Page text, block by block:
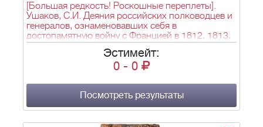
[Большая редкость! Роскошные переплеты].
Ушаков, С.И. Деяния российских полководцев и
генералов, ознаменовавших себя в
достопамятную войну с Францией в 1812, 1813,
1814 и 1815 годах, с кратким начертанием всей
их службы, с самого начала вступления в оную :
Ч. 1-4. - СПб.: в типографии Карла Крайя, 1822.
портр.), 5 л. портр.; Ч. 2: [2], 334 с., 7 л. портр.; Ч.
3: [4], 280 с., 9 л. портр.; Ч. 4: [4], 240 с., 10 л.
портр.; 22,3х14 см.
Эстимейт:
0 - 0
Посмотреть результаты